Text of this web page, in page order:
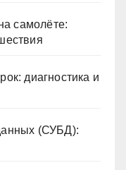
самолёте:
диагностика и
(СУБД):